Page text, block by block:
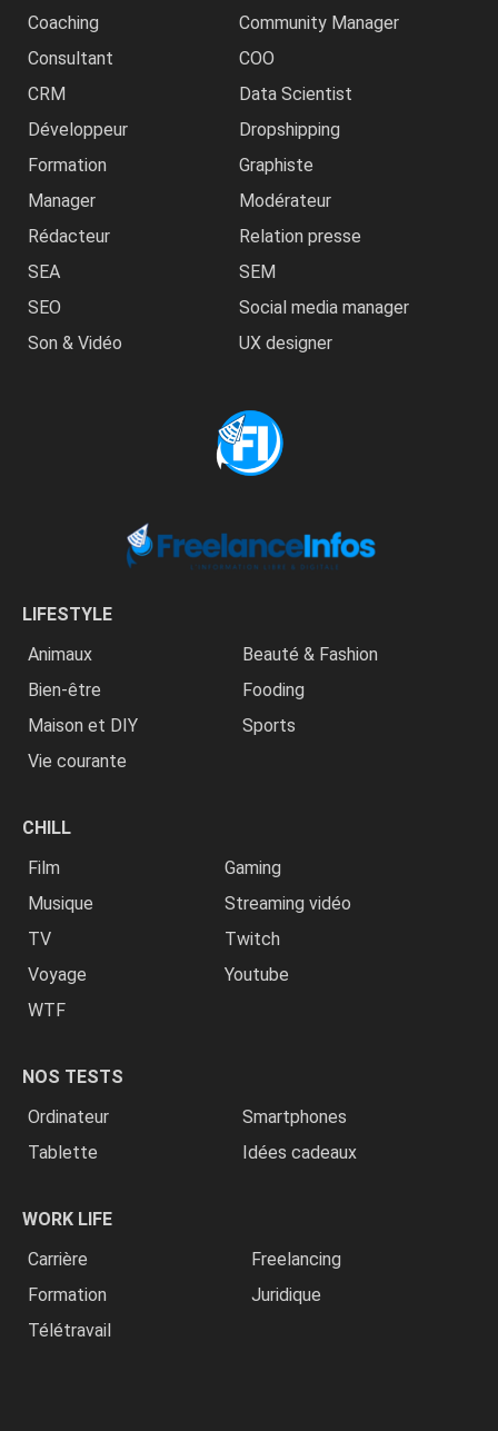
Coaching
Community Manager
Consultant
COO
CRM
Data Scientist
Développeur
Dropshipping
Formation
Graphiste
Manager
Modérateur
Rédacteur
Relation presse
SEA
SEM
SEO
Social media manager
Son & Vidéo
UX designer
LIFESTYLE
Animaux
Beauté & Fashion
Bien-être
Fooding
Maison et DIY
Sports
Vie courante
CHILL
Film
Gaming
Musique
Streaming vidéo
TV
Twitch
Voyage
Youtube
WTF
NOS TESTS
Ordinateur
Smartphones
Tablette
Idées cadeaux
WORK LIFE
Carrière
Freelancing
Formation
Juridique
Télétravail